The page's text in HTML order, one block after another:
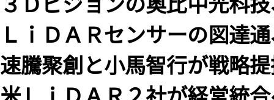
ＬｉＤＡＲセンサーの図達
速騰聚創と小馬智行が戦略